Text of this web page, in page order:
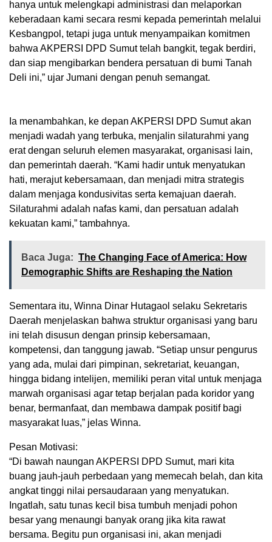
hanya untuk melengkapi administrasi dan melaporkan
keberadaan kami secara resmi kepada pemerintah melalui
Kesbangpol, tetapi juga untuk menyampaikan komitmen
bahwa AKPERSI DPD Sumut telah bangkit, tegak berdiri,
dan siap mengibarkan bendera persatuan di bumi Tanah
Deli ini,” ujar Jumani dengan penuh semangat.
Ia menambahkan, ke depan AKPERSI DPD Sumut akan
menjadi wadah yang terbuka, menjalin silaturahmi yang
erat dengan seluruh elemen masyarakat, organisasi lain,
dan pemerintah daerah. “Kami hadir untuk menyatukan
hati, merajut kebersamaan, dan menjadi mitra strategis
dalam menjaga kondusivitas serta kemajuan daerah.
Silaturahmi adalah nafas kami, dan persatuan adalah
kekuatan kami,” tambahnya.
Baca Juga: The Changing Face of America: How
Demographic Shifts are Reshaping the Nation
Sementara itu, Winna Dinar Hutagaol selaku Sekretaris
Daerah menjelaskan bahwa struktur organisasi yang baru
ini telah disusun dengan prinsip kebersamaan,
kompetensi, dan tanggung jawab. “Setiap unsur pengurus
yang ada, mulai dari pimpinan, sekretariat, keuangan,
hingga bidang intelijen, memiliki peran vital untuk menjaga
marwah organisasi agar tetap berjalan pada koridor yang
benar, bermanfaat, dan membawa dampak positif bagi
masyarakat luas,” jelas Winna.
Pesan Motivasi:
“Di bawah naungan AKPERSI DPD Sumut, mari kita
buang jauh-jauh perbedaan yang memecah belah, dan kita
angkat tinggi nilai persaudaraan yang menyatukan.
Ingatlah, satu tunas kecil bisa tumbuh menjadi pohon
besar yang menaungi banyak orang jika kita rawat
bersama. Begitu pun organisasi ini, akan menjadi